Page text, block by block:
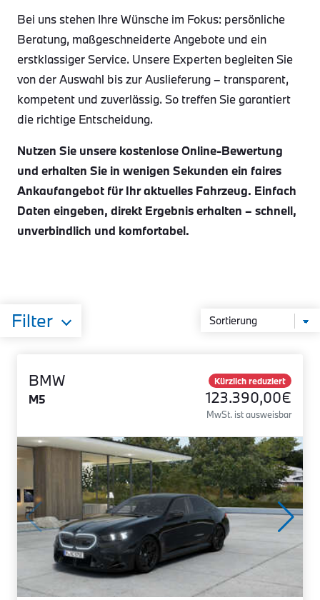
Bei uns stehen Ihre Wünsche im Fokus: persönliche
Beratung, maßgeschneiderte Angebote und ein
erstklassiger Service. Unsere Experten begleiten Sie
von der Auswahl bis zur Auslieferung – transparent,
kompetent und zuverlässig. So treffen Sie garantiert
die richtige Entscheidung.
Nutzen Sie unsere kostenlose Online-Bewertung
und erhalten Sie in wenigen Sekunden ein faires
Ankaufangebot für Ihr aktuelles Fahrzeug. Einfach
Daten eingeben, direkt Ergebnis erhalten – schnell,
unverbindlich und komfortabel.
Filter
BMW
M5
Kürzlich reduziert
123.390,00€
MwSt. ist ausweisbar